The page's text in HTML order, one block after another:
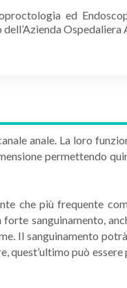
ed
Ospedaliera
anale. La loro
permettendo
che più frequente
sanguinamento,
Il sanguinamento
quest’ultimo può